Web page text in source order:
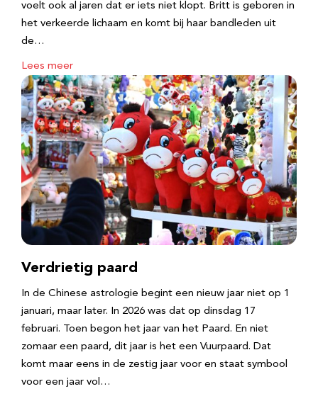
voelt ook al jaren dat er iets niet klopt. Britt is geboren in
het verkeerde lichaam en komt bij haar bandleden uit
de…
Lees meer
Verdrietig paard
In de Chinese astrologie begint een nieuw jaar niet op 1
januari, maar later. In 2026 was dat op dinsdag 17
februari. Toen begon het jaar van het Paard. En niet
zomaar een paard, dit jaar is het een Vuurpaard. Dat
komt maar eens in de zestig jaar voor en staat symbool
voor een jaar vol…